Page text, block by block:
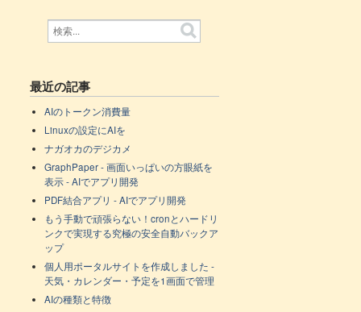
最近の記事
AIのトークン消費量
Linuxの設定にAIを
ナガオカのデジカメ
GraphPaper - 画面いっぱいの方眼紙を
表示 - AIでアプリ開発
PDF結合アプリ - AIでアプリ開発
もう手動で頑張らない！cronとハードリ
ンクで実現する究極の安全自動バックア
ップ
個人用ポータルサイトを作成しました -
天気・カレンダー・予定を1画面で管理
AIの種類と特徴